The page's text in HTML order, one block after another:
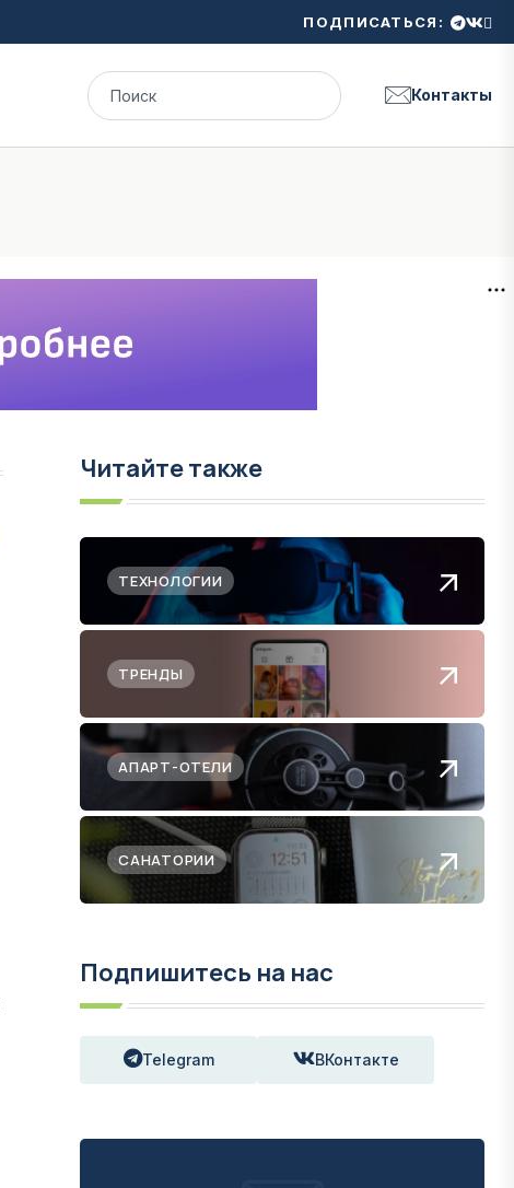
ПОДПИСАТЬСЯ:
Контакты
Читайте также
ТЕХНОЛОГИИ
ТРЕНДЫ
АПАРТ-ОТЕЛИ
САНАТОРИИ
Подпишитесь на нас
Telegram ВКонтакте